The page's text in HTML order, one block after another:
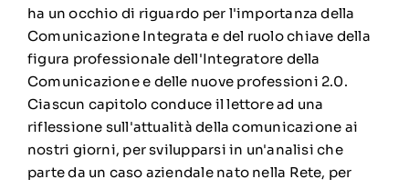
ha un occhio di riguardo per l'importanza della
Comunicazione Integrata e del ruolo chiave della
figura professionale dell'Integratore della
Comunicazione e delle nuove professioni 2.0.
Ciascun capitolo conduce il lettore ad una
riflessione sull'attualità della comunicazione ai
nostri giorni, per svilupparsi in un'analisi che
parte da un caso aziendale nato nella Rete, per